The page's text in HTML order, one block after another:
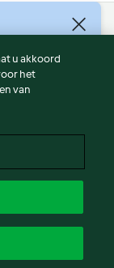
u akkoord
het
van